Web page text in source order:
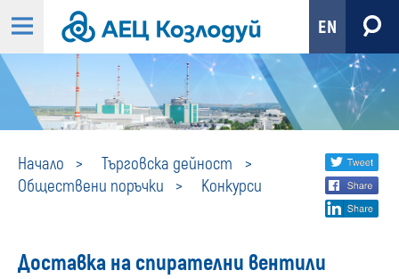
EN
Начало
Търговска дейност
Обществени поръчки
Конкурси
Конкурси
Share
social
Доставка на спирателни вентили